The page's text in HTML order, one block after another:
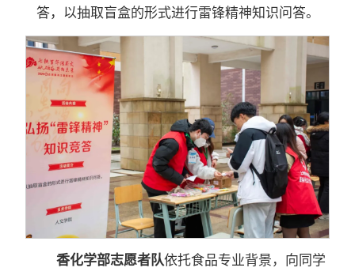
答，以抽取盲盒的形式进行雷锋精神知识问答。
香化学部志愿者队依托食品专业背景，向同学